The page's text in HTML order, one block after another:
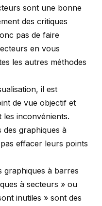
sont une bonne
des critiques
pas de faire
en vous
les autres méthodes
il est
de vue objectif et
les inconvénients.
des graphiques à
effacer leurs points
graphiques à barres
à secteurs » ou
inutiles » sont des